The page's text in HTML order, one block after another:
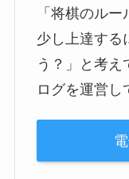
「将棋のル
少し上達する
う？」と考え
ログを運営し